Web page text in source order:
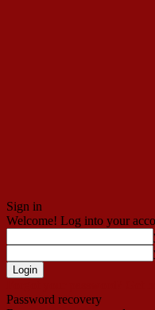
Sign in
Welcome! Log into your
Password recovery